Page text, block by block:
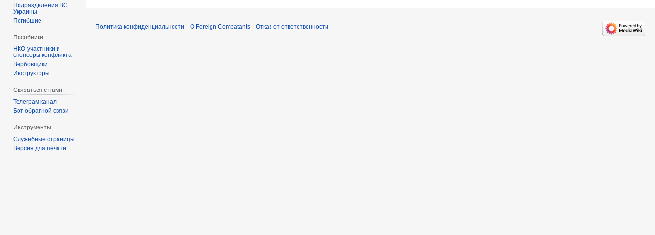
Подразделения ВС
Украины
Погибшие
Пособники
спонсоры конфликта
‏‎Вербовщики
Инструкторы
Связаться с нами
Телеграм канал
Бот обратной связи
Инструменты
Служебные страницы
Версия для печати
Политика конфиденциальности О Foreign Combatants Отказ от ответственности